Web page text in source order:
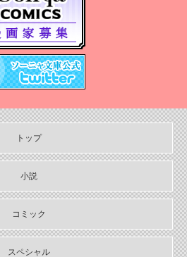
信開始】悪人の恋１、みそっかす
知らせ
クス『悪人の恋1』『みそっかす王女
ミックス４周年フェア特典情報
ミックス【単話お試し読み合本
トップ
小説
コミック
スペシャル